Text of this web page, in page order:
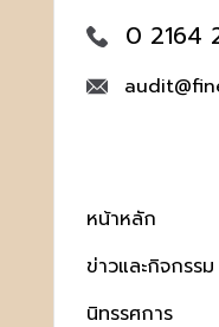
0 2164
หน้าหลัก
ข่าวและกิจกรรม
นิทรรศการ